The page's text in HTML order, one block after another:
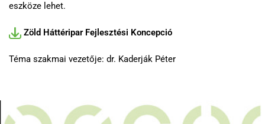
eszköze lehet.
Zöld Háttéripar Fejlesztési Koncepció
Téma szakmai vezetője: dr. Kaderják Péter